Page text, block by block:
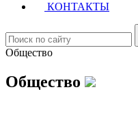
КОНТАКТЫ
Общество
Общество